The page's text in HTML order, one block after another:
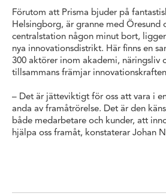
Förutom att Prisma bjuder på
Helsingborg, är granne med Öresund
centralstation någon minut bort,
nya innovationsdistrikt. Här finns en
300 aktörer inom akademi, näringsliv
tillsammans främjar
– Det är jätteviktigt för oss att vara i
anda av framåtrörelse. Det är den
både medarbetare och kunder, att
hjälpa oss framåt, konstaterar Johan